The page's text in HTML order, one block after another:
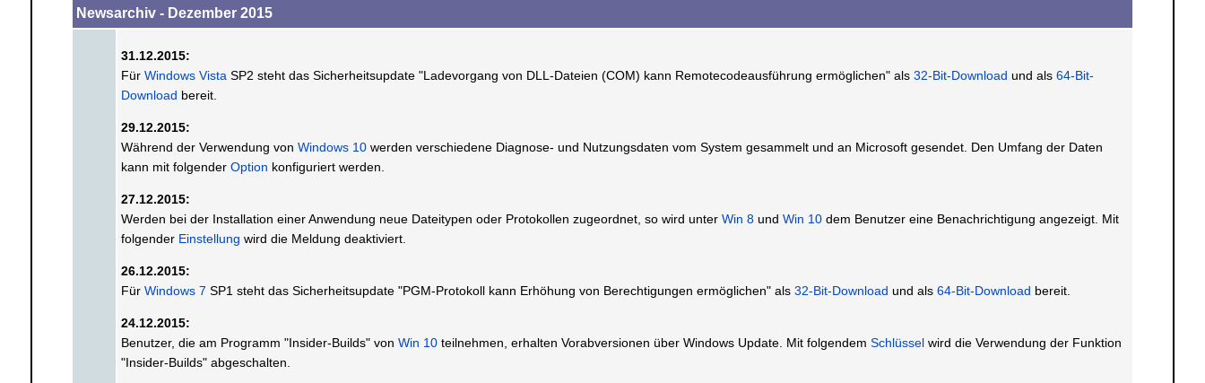
Newsarchiv - Dezember 2015
31.12.2015:
Für Windows Vista SP2 steht das Sicherheitsupdate "Ladevorgang von DLL-Dateien (COM) kann Remotecodeausführung ermöglichen" als 32-Bit-Download und als 64-Bit-
Download bereit.
29.12.2015:
Während der Verwendung von Windows 10werden verschiedene Diagnose- und Nutzungsdaten vom System gesammelt und an Microsoft gesendet. Den Umfang der Daten
kann mit folgender Option konfiguriert werden.
27.12.2015:
Werden bei der Installation einer Anwendung neue Dateitypen oder Protokollen zugeordnet, so wird unter Win 8und Win 10dem Benutzer eine Benachrichtigung angezeigt. Mit
folgender Einstellung wird die Meldung deaktiviert.
26.12.2015:
Für Windows 7 SP1 steht das Sicherheitsupdate "PGM-Protokoll kann Erhöhung von Berechtigungen ermöglichen" als 32-Bit-Download und als 64-Bit-Download bereit.
24.12.2015:
Benutzer, die am Programm "Insider-Builds" von Win 10teilnehmen, erhalten Vorabversionen über Windows Update. Mit folgendem Schlüsselwird die Verwendung der Funktion
"Insider-Builds" abgeschalten.